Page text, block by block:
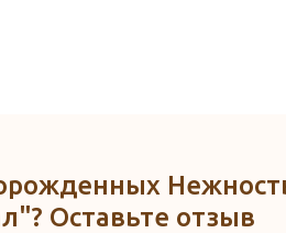
Оставьте отзыв